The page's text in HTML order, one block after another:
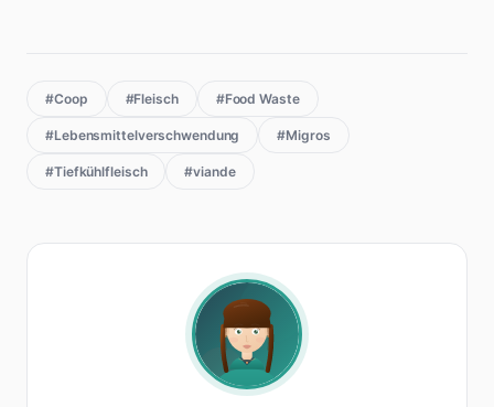
#Coop #Fleisch #Food Waste
#Lebensmittelverschwendung #Migros
#Tiefkühlfleisch #viande